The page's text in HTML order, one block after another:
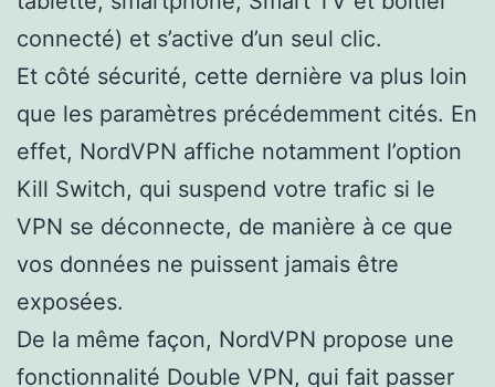
connecté) et s’active d’un seul clic.
Et côté sécurité, cette dernière va plus loin
que les paramètres précédemment cités. En
effet, NordVPN affiche notamment l’option
Kill Switch, qui suspend votre trafic si le
VPN se déconnecte, de manière à ce que
vos données ne puissent jamais être
exposées.
De la même façon, NordVPN propose une
fonctionnalité Double VPN, qui fait passer